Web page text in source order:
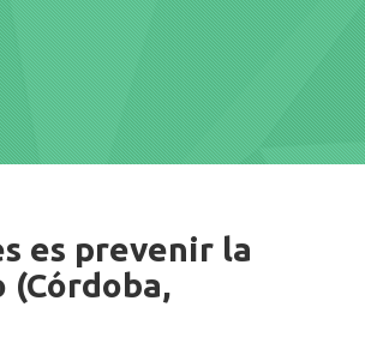
es prevenir la
(Córdoba,